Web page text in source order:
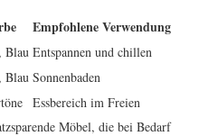
Empfohlene Verwendung
Blau Entspannen und chillen
Blau Sonnenbaden
Essbereich im Freien
Möbel, die bei Bedarf